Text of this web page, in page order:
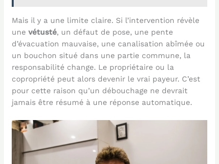
Mais il y a une limite claire. Si l’intervention révèle
une vétusté, un défaut de pose, une pente
d’évacuation mauvaise, une canalisation abîmée ou
un bouchon situé dans une partie commune, la
responsabilité change. Le propriétaire ou la
copropriété peut alors devenir le vrai payeur. C’est
pour cette raison qu’un débouchage ne devrait
jamais être résumé à une réponse automatique.